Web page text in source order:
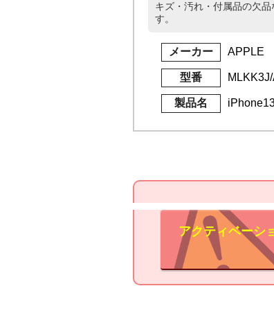
キズ・汚れ・付属品の欠
す。
メーカー APPLE
型番
製品名
アクティベーシ